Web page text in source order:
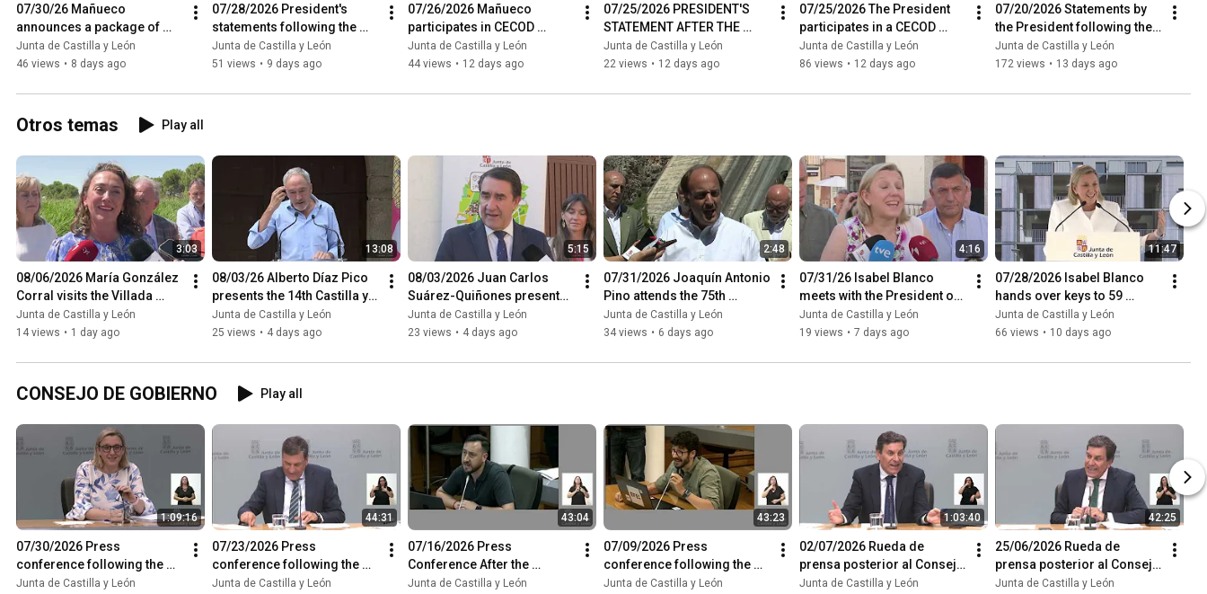
07/30/26 Mañueco
announces a package of
measures for the recovery
of fire-affected areas
Junta de Castilla y León
46 views • 8 days ago
07/28/2026 President's
statements following the
CECOD meeting regarding
the Burgohondo wildfire
Junta de Castilla y León
51 views • 9 days ago
07/26/2026 Mañueco
participates in CECOD
regarding the Burgohondo
fire chaired by Pedro
Junta de Castilla y León
44 views • 12 days ago
07/25/2026 PRESIDENT'S
STATEMENT AFTER THE
CECOD MEETING
Junta de Castilla y León
22 views • 12 days ago
07/25/2026 The President
participates in a CECOD
meeting in Burgohondo
Junta de Castilla y León
86 views • 12 days ago
07/20/2026 Statements by
the President following the
CECOP meeting regarding
the Burgohondo fire
Junta de Castilla y León
172 views • 13 days ago
Otros temas Play all
3:03
08/06/2026 María González
Corral visits the Villada
Wastewater Treatment Plant
(EDAR)
Junta de Castilla y León
14 views • 1 day ago
13:08
08/03/26 Alberto Díaz Pico
presents the 14th Castilla y
León International Circus
Festival
Junta de Castilla y León
25 views • 4 days ago
5:15
08/03/2026 Juan Carlos
Suárez-Quiñones presents
the Rural Commerce
Voucher
Junta de Castilla y León
23 views • 4 days ago
2:48
07/31/2026 Joaquín Antonio
Pino attends the 75th
Anniversary of the first
water release at Barrio...
Junta de Castilla y León
34 views • 6 days ago
4:16
07/31/26 Isabel Blanco
meets with the President of
the Ávila Provincial Council
and mayors affect...
Junta de Castilla y León
19 views • 7 days ago
11:47
07/28/2026 Isabel Blanco
hands over keys to 59
collaborative youth rental
homes
Junta de Castilla y León
66 views • 10 days ago
CONSEJO DE GOBIERNO Play all
1:09:16
07/30/2026 Press
conference following the
Governing Council meeting
Junta de Castilla y León
44:31
07/23/2026 Press
conference following the
Governing Council meeting
Junta de Castilla y León
43:04
07/16/2026 Press
Conference After the
Governing Council Meeting
Junta de Castilla y León
43:23
07/09/2026 Press
conference following the
Governing Council meeting
Junta de Castilla y León
1:03:40
02/07/2026 Rueda de
prensa posterior al Consejo
de Gobierno
Junta de Castilla y León
42:25
25/06/2026 Rueda de
prensa posterior al Consejo
de Gobierno
Junta de Castilla y León